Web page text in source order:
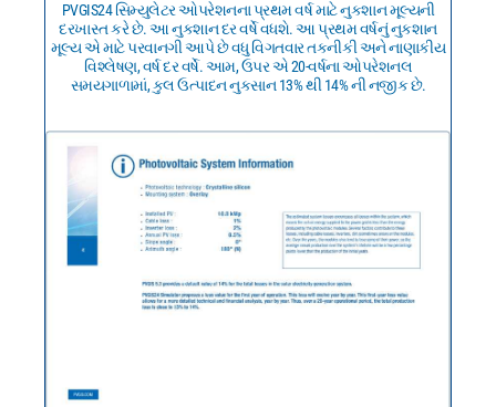
PVGIS24 સિમ્યુલેટર ઓપરેશનના પ્રથમ વર્ષ માટે નુકશાન મૂલ્યની
દરખાસ્ત કરે છે. આ નુકશાન દર વર્ષે વધશે. આ પ્રથમ વર્ષનું નુકશાન
મૂલ્ય એ માટે પરવાનગી આપે છે વધુ વિગતવાર તકનીકી અને નાણાકીય
વિશ્લેષણ, વર્ષ દર વર્ષે. આમ, ઉપર એ 20-વર્ષના ઓપરેશનલ
સમયગાળામાં, કુલ ઉત્પાદન નુકસાન 13% થી 14% ની નજીક છે.